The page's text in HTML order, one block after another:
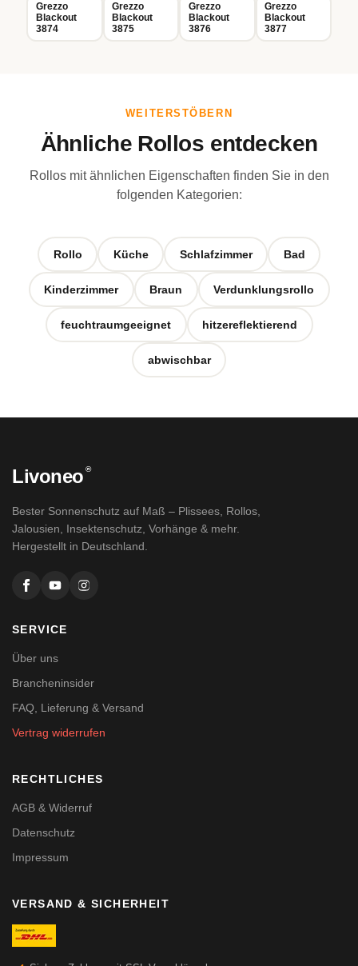
Grezzo
Blackout
3874
Grezzo
Blackout
3875
Grezzo
Blackout
3876
Grezzo
Blackout
3877
WEITERSTÖBERN
Ähnliche Rollos entdecken
Rollos mit ähnlichen Eigenschaften finden Sie in den
folgenden Kategorien:
Rollo Küche Schlafzimmer Bad
Kinderzimmer Braun Verdunklungsrollo
feuchtraumgeeignet hitzereflektierend
abwischbar
Livoneo ®
Bester Sonnenschutz auf Maß – Plissees, Rollos,
Jalousien, Insektenschutz, Vorhänge & mehr.
Hergestellt in Deutschland.
SERVICE
Über uns
Brancheninsider
FAQ, Lieferung & Versand
Vertrag widerrufen
RECHTLICHES
AGB & Widerruf
Datenschutz
Impressum
VERSAND & SICHERHEIT